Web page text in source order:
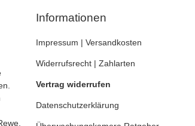
Informationen
Impressum | Versandkosten
Widerrufsrecht| Zahlarten
Vertrag widerrufen
Datenschutzerklärung